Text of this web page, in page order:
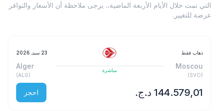
التي تمت خلال الأيام الأربعة الماضية،. يرجى ملاحظة أن الأسعار والتوافر
عرضة للتغيير.
ذهاب فقط 23 سبتـ 2026
Moscou
(
SVO
)
مباشرة
Alger
(
ALG
)
احجز